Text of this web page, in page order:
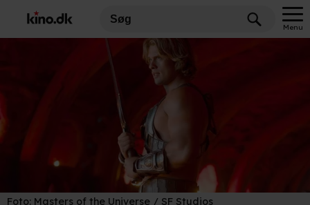
Menu
Foto: Masters of the Universe / SF Studios